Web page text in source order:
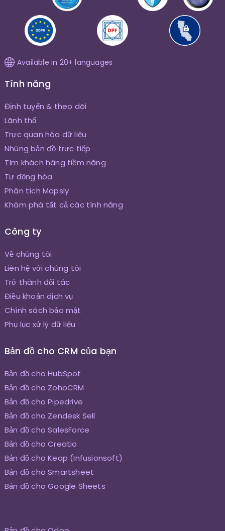
Available in 20+ languages
Tính năng
Định tuyến & theo dõi
Lãnh thổ
Trực quan hóa dữ liệu
Nhúng bản đồ trực tiếp
Tìm khách hàng tiềm năng
Tự động hóa
Phân tích Mapsly
Khám phá tất cả các tính năng
Công ty
Về chúng tôi
Liên hệ với chúng tôi
Trở thành đối tác
Điều khoản dịch vụ
Chính sách bảo mật
Phụ lục xử lý dữ liệu
Bản đồ cho CRM của bạn
Bản đồ cho HubSpot
Bản đồ cho ZohoCRM
Bản đồ cho Pipedrive
Bản đồ cho Zendesk Sell
Bản đồ cho SalesForce
Bản đồ cho Creatio
Bản đồ cho Keap (Infusionsoft)
Bản đồ cho Smartsheet
Bản đồ cho Google Sheets